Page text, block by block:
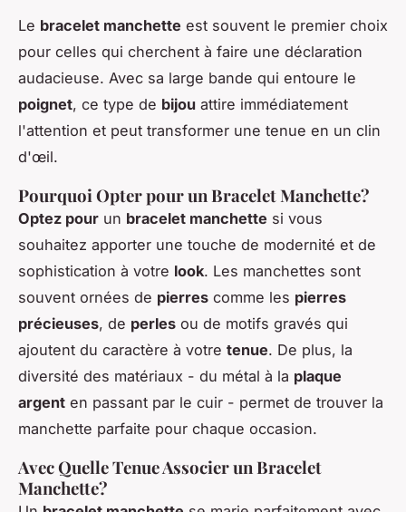
Le bracelet manchette est souvent le premier choix
pour celles qui cherchent à faire une déclaration
audacieuse. Avec sa large bande qui entoure le
poignet, ce type de bijou attire immédiatement
l'attention et peut transformer une tenue en un clin
d'œil.
Pourquoi Opter pour un Bracelet Manchette?
Optez pour un bracelet manchette si vous
souhaitez apporter une touche de modernité et de
sophistication à votre look. Les manchettes sont
souvent ornées de pierres comme les pierres
précieuses, de perles ou de motifs gravés qui
ajoutent du caractère à votre tenue. De plus, la
diversité des matériaux - du métal à la plaque
argent en passant par le cuir - permet de trouver la
manchette parfaite pour chaque occasion.
Avec Quelle Tenue Associer un Bracelet
Manchette?